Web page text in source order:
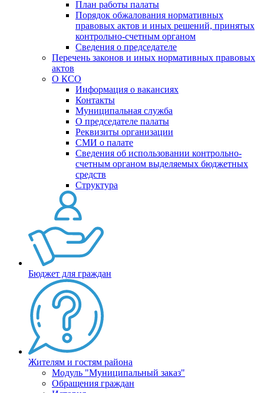
План работы палаты
Порядок обжалования нормативных
правовых актов и иных решений, принятых
контрольно-счетным органом
Сведения о председателе
Перечень законов и иных нормативных правовых
актов
О КСО
Информация о вакансиях
Контакты
Муниципальная служба
О председателе палаты
Реквизиты организации
СМИ о палате
Сведения об использовании контрольно-
счетным органом выделяемых бюджетных
средств
Структура
Бюджет для граждан
Жителям и гостям района
Модуль "Муниципальный заказ"
Обращения граждан